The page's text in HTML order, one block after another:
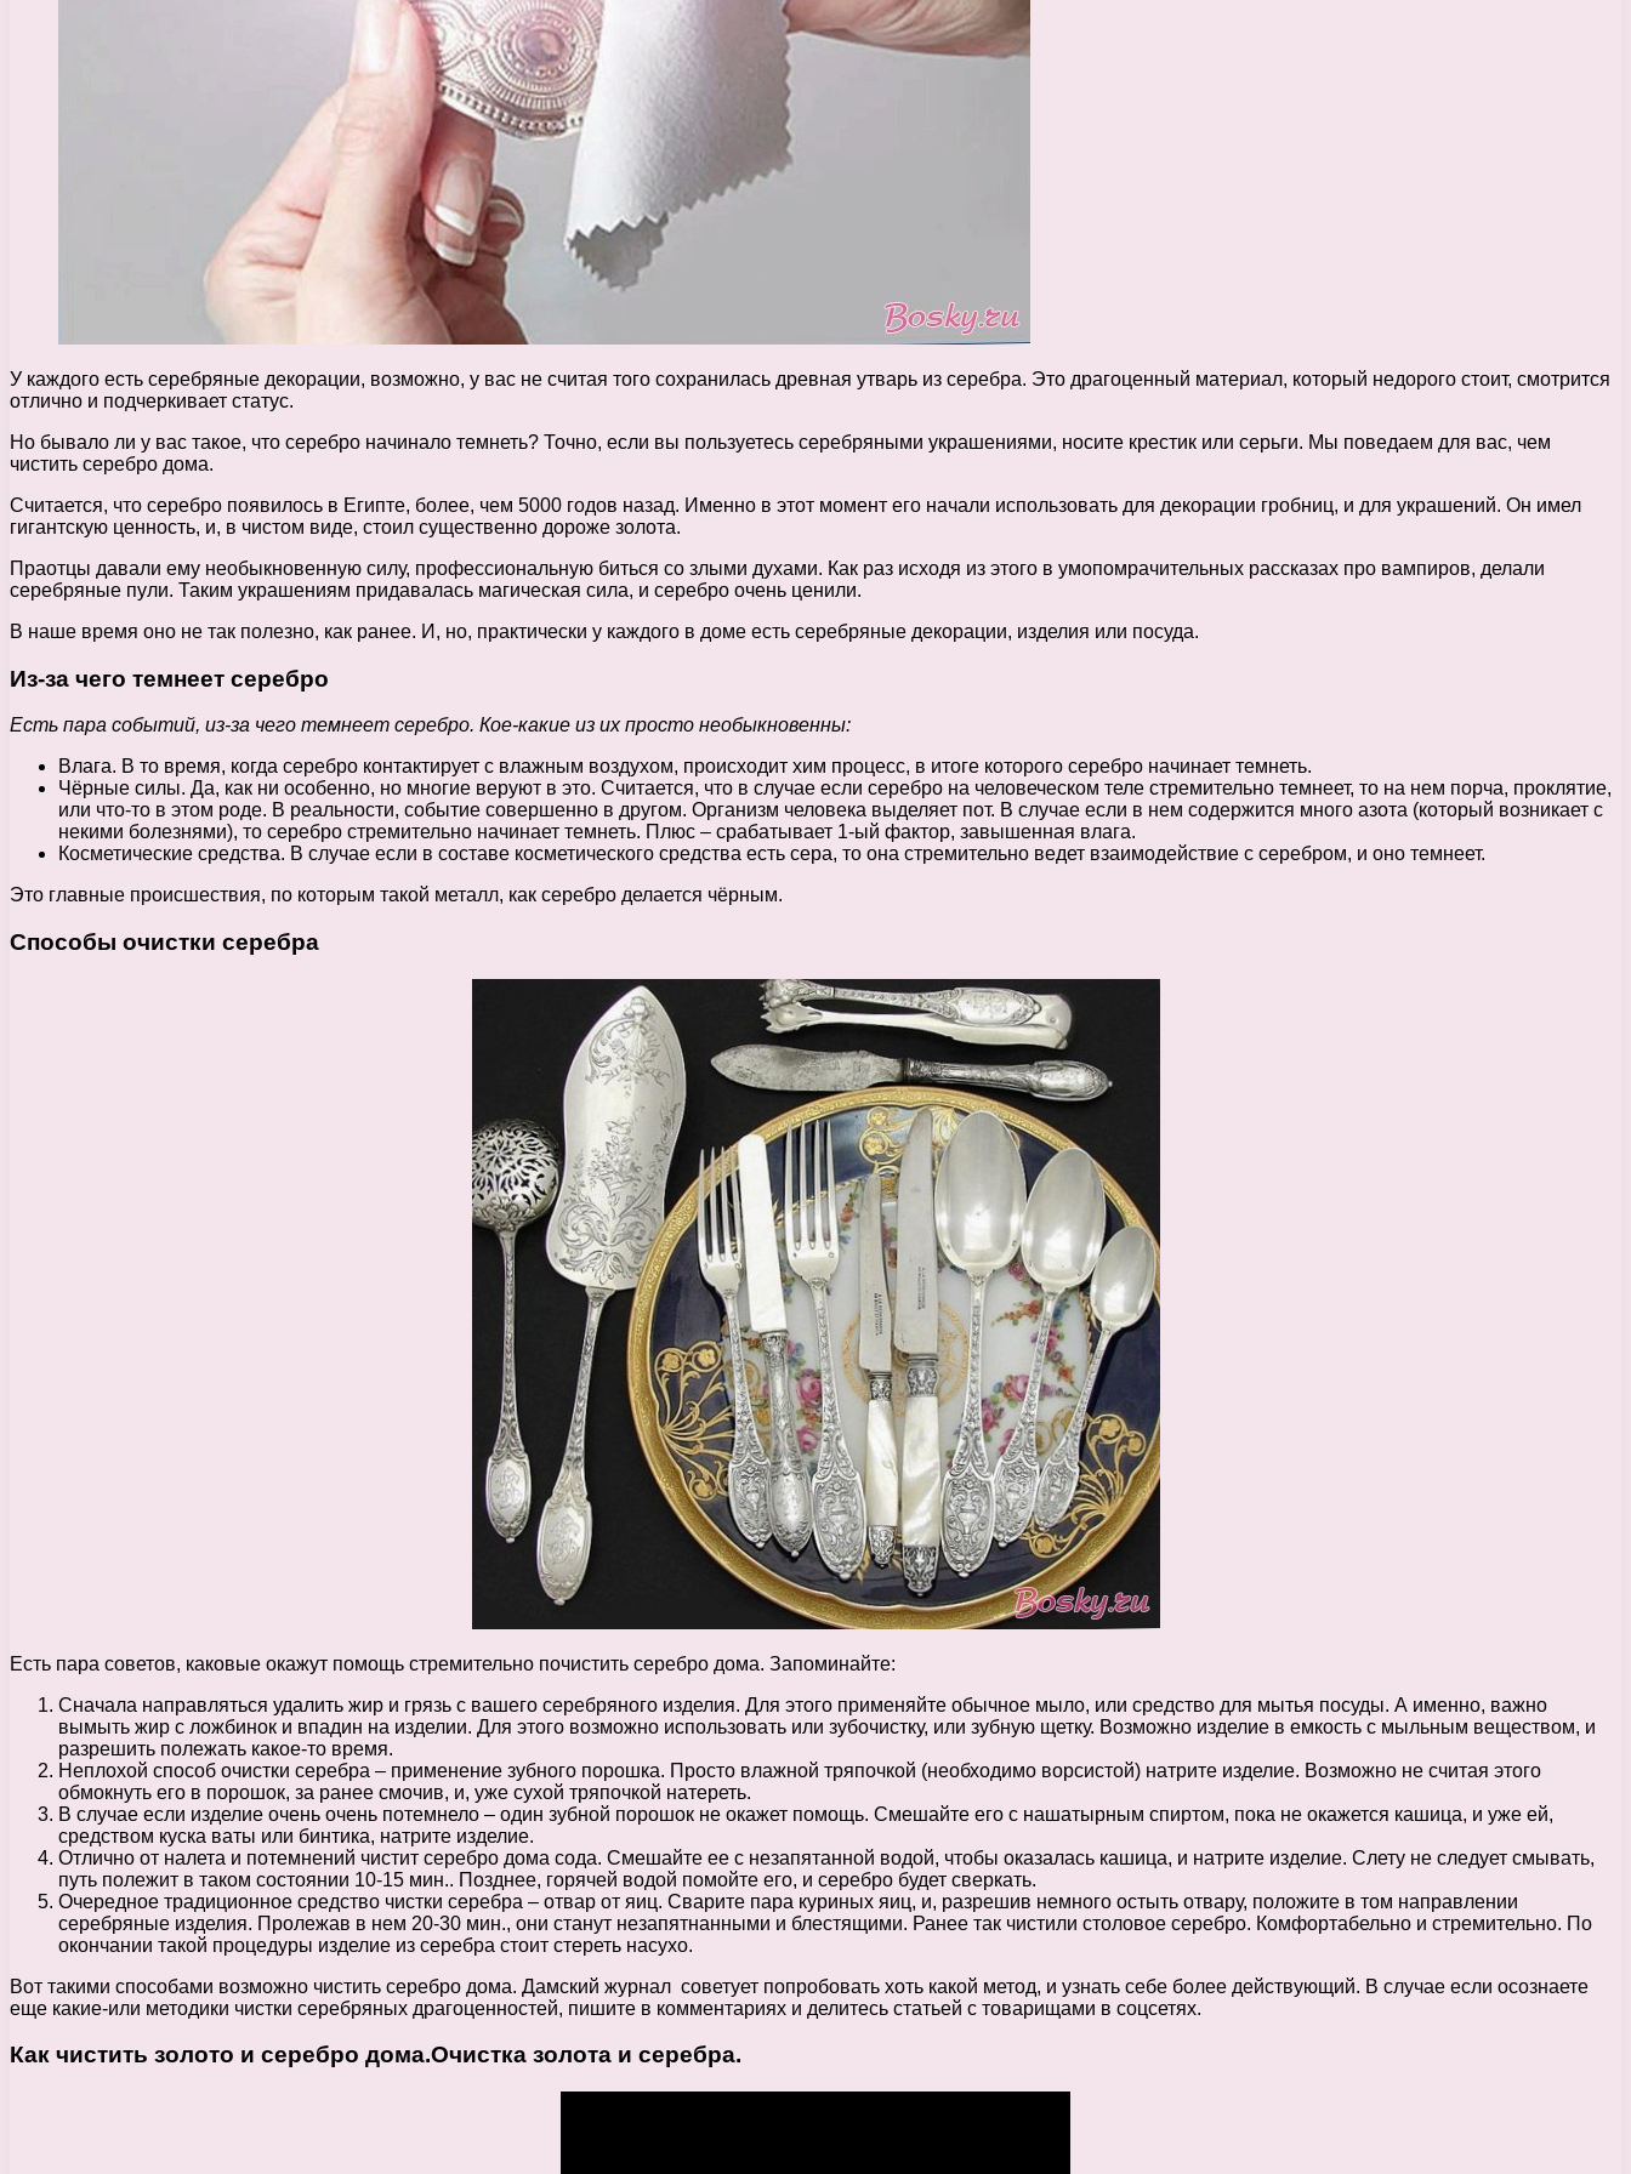
У каждого есть серебряные декорации, возможно, у вас не считая того сохранилась древная утварь из серебра. Это драгоценный материал, который недорого стоит, смотрится
отлично и подчеркивает статус.
Но бывало ли у вас такое, что серебро начинало темнеть? Точно, если вы пользуетесь серебряными украшениями, носите крестик или серьги. Мы поведаем для вас, чем
чистить серебро дома.
Считается, что серебро появилось в Египте, более, чем 5000 годов назад. Именно в этот момент его начали использовать для декорации гробниц, и для украшений. Он имел
гигантскую ценность, и, в чистом виде, стоил существенно дороже золота.
Праотцы давали ему необыкновенную силу, профессиональную биться со злыми духами. Как раз исходя из этого в умопомрачительных рассказах про вампиров, делали
серебряные пули. Таким украшениям придавалась магическая сила, и серебро очень ценили.
В наше время оно не так полезно, как ранее. И, но, практически у каждого в доме есть серебряные декорации, изделия или посуда.
Из-за чего темнеет серебро
Есть пара событий, из-за чего темнеет серебро. Кое-какие из их просто необыкновенны:
Влага. В то время, когда серебро контактирует с влажным воздухом, происходит хим процесс, в итоге которого серебро начинает темнеть.
Чёрные силы. Да, как ни особенно, но многие веруют в это. Считается, что в случае если серебро на человеческом теле стремительно темнеет, то на нем порча, проклятие,
или что-то в этом роде. В реальности, событие совершенно в другом. Организм человека выделяет пот. В случае если в нем содержится много азота (который возникает с
некими болезнями), то серебро стремительно начинает темнеть. Плюс – срабатывает 1-ый фактор, завышенная влага.
Косметические средства. В случае если в составе косметического средства есть сера, то она стремительно ведет взаимодействие с серебром, и оно темнеет.
Это главные происшествия, по которым такой металл, как серебро делается чёрным.
Способы очистки серебра
Есть пара советов, каковые окажут помощь стремительно почистить серебро дома. Запоминайте:
Сначала направляться удалить жир и грязь с вашего серебряного изделия. Для этого применяйте обычное мыло, или средство для мытья посуды. А именно, важно
вымыть жир с ложбинок и впадин на изделии. Для этого возможно использовать или зубочистку, или зубную щетку. Возможно изделие в емкость с мыльным веществом, и
разрешить полежать какое-то время.
Неплохой способ очистки серебра – применение зубного порошка. Просто влажной тряпочкой (необходимо ворсистой) натрите изделие. Возможно не считая этого
обмокнуть его в порошок, за ранее смочив, и, уже сухой тряпочкой натереть.
В случае если изделие очень очень потемнело – один зубной порошок не окажет помощь. Смешайте его с нашатырным спиртом, пока не окажется кашица, и уже ей,
средством куска ваты или бинтика, натрите изделие.
Отлично от налета и потемнений чистит серебро дома сода. Смешайте ее с незапятанной водой, чтобы оказалась кашица, и натрите изделие. Слету не следует смывать,
путь полежит в таком состоянии 10-15 мин.. Позднее, горячей водой помойте его, и серебро будет сверкать.
Очередное традиционное средство чистки серебра – отвар от яиц. Сварите пара куриных яиц, и, разрешив немного остыть отвару, положите в том направлении
серебряные изделия. Пролежав в нем 20-30 мин., они станут незапятнанными и блестящими. Ранее так чистили столовое серебро. Комфортабельно и стремительно. По
окончании такой процедуры изделие из серебра стоит стереть насухо.
Вот такими способами возможно чистить серебро дома. Дамский журнал советует попробовать хоть какой метод, и узнать себе более действующий. В случае если осознаете
еще какие-или методики чистки серебряных драгоценностей, пишите в комментариях и делитесь статьей с товарищами в соцсетях.
Как чистить золото и серебро дома.Очистка золота и серебра.